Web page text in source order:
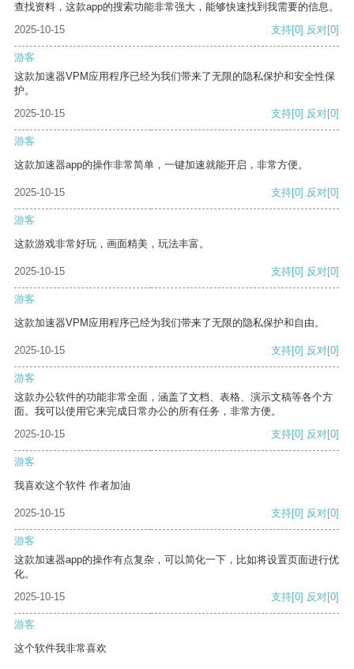
查找资料，这款app的搜索功能非常强大，能够快速找到我需要的信息。
2025-10-15
支持[0] 反对[0]
游客
这款加速器VPM应用程序已经为我们带来了无限的隐私保护和安全性保
护。
2025-10-15
支持[0] 反对[0]
游客
这款加速器app的操作非常简单，一键加速就能开启，非常方便。
2025-10-15 支持[0] 反对[0]
游客
这款游戏非常好玩，画面精美，玩法丰富。
2025-10-15 支持[0] 反对[0]
游客
这款加速器VPM应用程序已经为我们带来了无限的隐私保护和自由。
2025-10-15 支持[0] 反对[0]
游客
这款办公软件的功能非常全面，涵盖了文档、表格、演示文稿等各个方
面。我可以使用它来完成日常办公的所有任务，非常方便。
2025-10-15
支持[0] 反对[0]
游客
我喜欢这个软件 作者加油
2025-10-15 支持[0] 反对[0]
游客
这款加速器app的操作有点复杂，可以简化一下，比如将设置页面进行优
化。
2025-10-15
支持[0] 反对[0]
游客
这个软件我非常喜欢